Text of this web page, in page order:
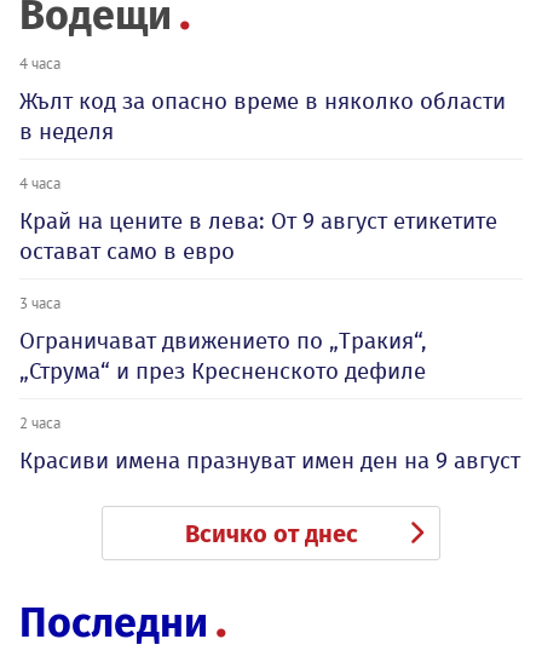
Водещи
4 часа
Жълт код за опасно време в няколко области
в неделя
4 часа
Край на цените в лева: От 9 август етикетите
остават само в евро
3 часа
Ограничават движението по „Тракия“,
„Струма“ и през Кресненското дефиле
2 часа
Красиви имена празнуват имен ден на 9 август
Всичко от днес
Последни